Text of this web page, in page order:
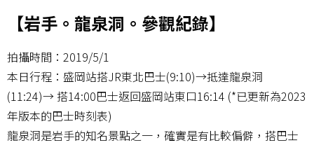
【岩手。龍泉洞。參觀紀錄】
拍攝時間：2019/5/1
本日行程：盛岡站搭JR東北巴士(9:10)→抵達龍泉洞
(11:24)→ 搭14:00巴士返回盛岡站東口16:14 (*已更新為2023
年版本的巴士時刻表)
龍泉洞是岩手的知名景點之一，確實是有比較偏僻，搭巴士